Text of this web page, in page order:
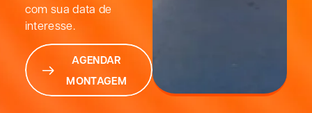
com sua data de
interesse.
AGENDAR
MONTAGEM